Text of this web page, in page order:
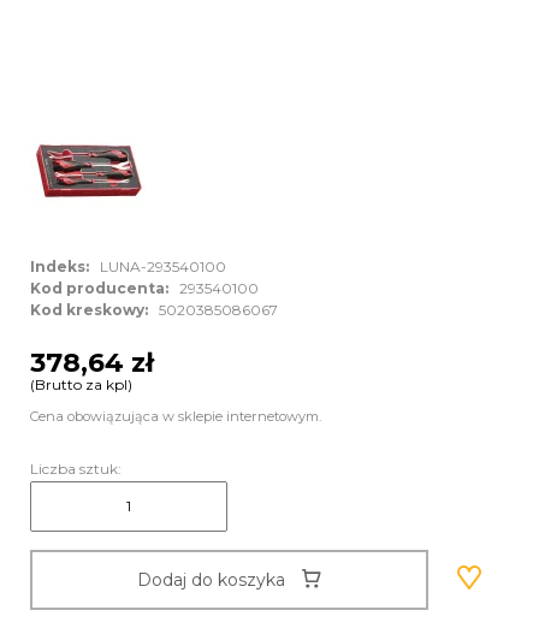
Indeks:
LUNA-293540100
Kod producenta: 293540100
Kod kreskowy: 5020385086067
378,64 zł
(Brutto za kpl)
Cena obowiązująca w sklepie internetowym.
Liczba sztuk:
Dodaj do koszyka